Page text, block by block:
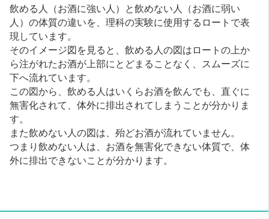
飲める人（お酒に強い人）と飲めない人（お酒に弱い
人）の体質の違いを、理科の実験に使用するロートで表
現しています。
そのイメージ図を見ると、飲める人の図はロートの上か
ら注がれたお酒が上部にとどまることなく、スムーズに
下へ流れています。
この図から、飲める人はいくらお酒を飲んでも、直ぐに
無害化されて、体外に排出されてしまうことが分かりま
す。
また飲めない人の図は、殆どお酒が流れていません。
つまり飲めない人は、お酒を無害化できない体質で、体
外に排出できないことが分かります。